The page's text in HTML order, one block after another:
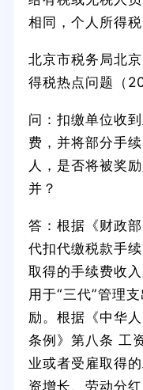
相同，个人所得税
北京市税务局北
得税热点问题（
问：扣缴单位收
费，并将部分手
人，是否将被奖
并？
答：根据《财政
代扣代缴税款手
取得的手续费收
用于“三代”管理
励。根据《中华
条例》第八条 工
业或者受雇取得
资增长、劳动分